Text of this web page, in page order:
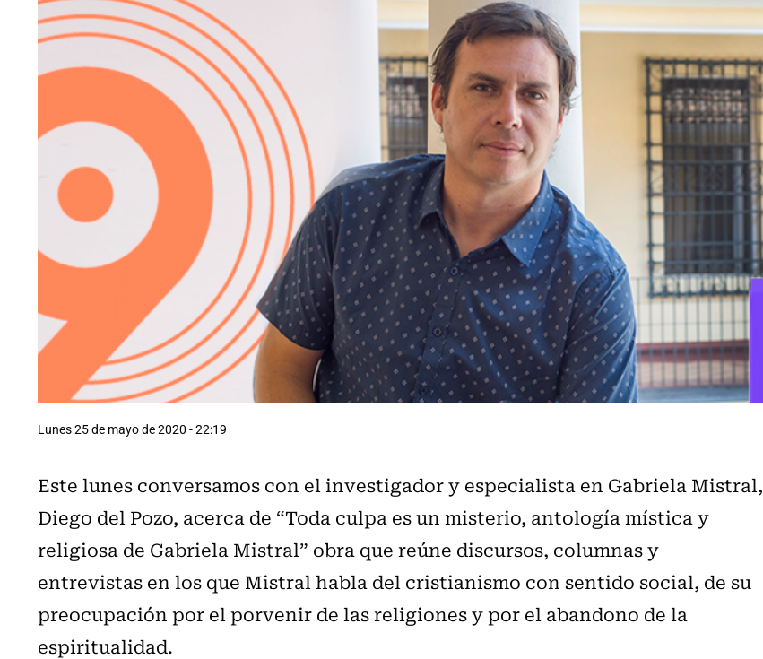
Lunes 25 de mayo de 2020 - 22:19
Este lunes conversamos con el investigador y especialista en Gabriela Mistral,
Diego del Pozo, acerca de “Toda culpa es un misterio, antología mística y
religiosa de Gabriela Mistral” obra que reúne discursos, columnas y
entrevistas en los que Mistral habla del cristianismo con sentido social, de su
preocupación por el porvenir de las religiones y por el abandono de la
espiritualidad.